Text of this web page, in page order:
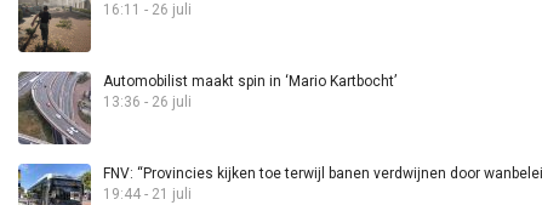
16:11 - 26 juli
Automobilist maakt spin in ‘Mario Kartbocht’
13:36 - 26 juli
FNV: “Provincies kijken toe terwijl banen verdwijnen door
19:44 - 21 juli